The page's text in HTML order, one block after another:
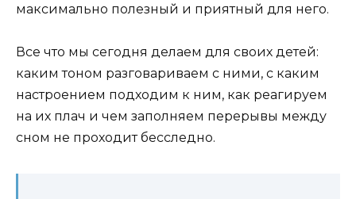
максимально полезный и приятный для него.
Все что мы сегодня делаем для своих детей:
каким тоном разговариваем с ними, с каким
настроением подходим к ним, как реагируем
на их плач и чем заполняем перерывы между
сном не проходит бесследно.